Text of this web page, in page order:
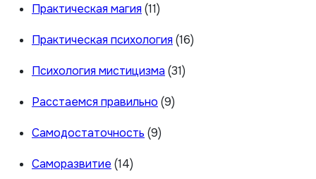
Практическая магия (11)
Практическая психология (16)
Психология мистицизма (31)
Расстаемся правильно (9)
Самодостаточность (9)
Саморазвитие (14)